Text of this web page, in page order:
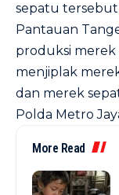
sepatu tersebut
Pantauan
produksi
menjiplak
dan merek
Polda Metro
More Read